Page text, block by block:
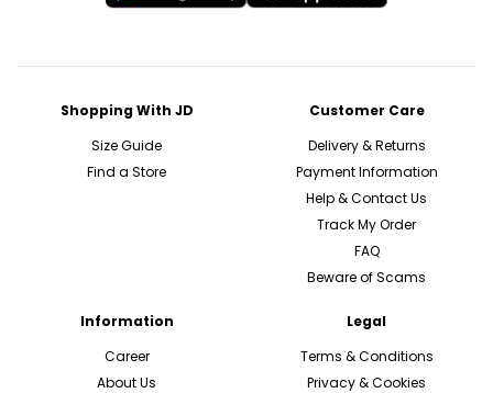
Shopping With JD
Size Guide
Find a Store
Customer Care
Delivery & Returns
Payment Information
Help & Contact Us
Track My Order
FAQ
Beware of Scams
Information
Career
About Us
Legal
Terms & Conditions
Privacy & Cookies